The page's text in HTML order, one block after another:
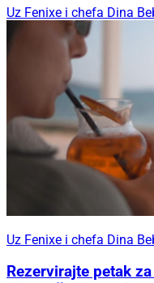
Uz Fenixe i chefa Dina
Uz Fenixe i chefa Dina
Rezervirajte petak